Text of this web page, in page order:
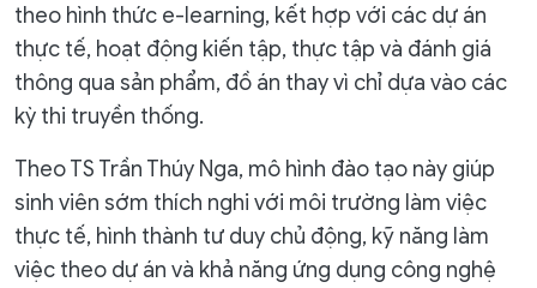
theo hình thức e-learning, kết hợp với các dự án
thực tế, hoạt động kiến tập, thực tập và đánh giá
thông qua sản phẩm, đồ án thay vì chỉ dựa vào các
kỳ thi truyền thống.
Theo TS Trần Thúy Nga, mô hình đào tạo này giúp
sinh viên sớm thích nghi với môi trường làm việc
thực tế, hình thành tư duy chủ động, kỹ năng làm
việc theo dự án và khả năng ứng dụng công nghệ